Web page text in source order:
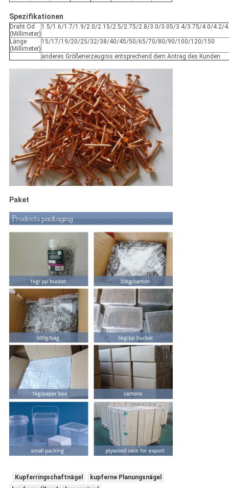
Spezifikationen
Draht Od
(Millimeter)
1.5/1.6/1.7/1.9/2.0/2.15/2.5/2.75/2.8/3.0/3.05/3.4/3.75/4.0/4.2/
Länge
(Millimeter)
15/17/19/20/25/32/38/40/45/50/65/70/80/90/100/120/150
anderes Größenerzeugnis entsprechend dem Antrag des Kunden
Paket
Kupferringschaftnägel
kupferne Planungsnägel